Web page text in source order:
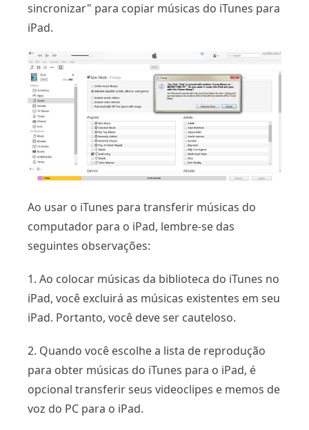
sincronizar" para copiar músicas do iTunes para
iPad.
Ao usar o iTunes para transferir músicas do
computador para o iPad, lembre-se das
seguintes observações:
1. Ao colocar músicas da biblioteca do iTunes no
iPad, você excluirá as músicas existentes em seu
iPad. Portanto, você deve ser cauteloso.
2. Quando você escolhe a lista de reprodução
para obter músicas do iTunes para o iPad, é
opcional transferir seus videoclipes e memos de
voz do PC para o iPad.